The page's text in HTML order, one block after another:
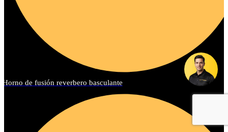
Horno de fusión reverbero basculante